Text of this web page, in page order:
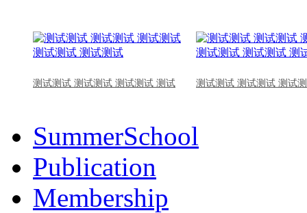
测试测试 测试测试 测试测试 测试 测试测试 测试测试 测试
SummerSchool
Publication
Membership